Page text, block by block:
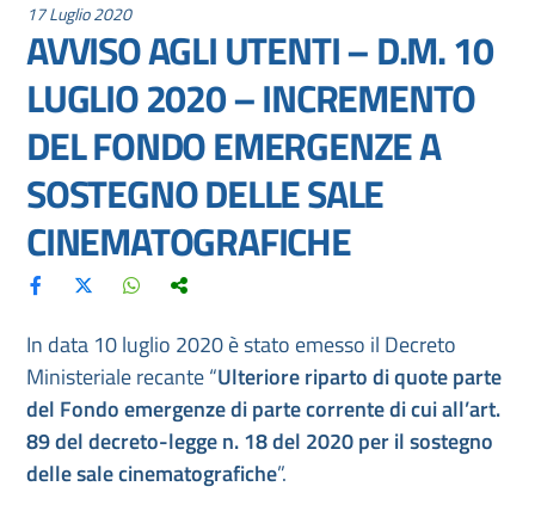
17 Luglio 2020
AVVISO AGLI UTENTI – D.M. 10
LUGLIO 2020 – INCREMENTO
DEL FONDO EMERGENZE A
SOSTEGNO DELLE SALE
CINEMATOGRAFICHE
In data 10 luglio 2020 è stato emesso il Decreto
Ministeriale recante “Ulteriore riparto di quote parte
del Fondo emergenze di parte corrente di cui all’art.
89 del decreto-legge n. 18 del 2020 per il sostegno
delle sale cinematografiche”.